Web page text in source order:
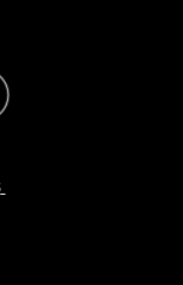
a new tab
Opens in a new tab